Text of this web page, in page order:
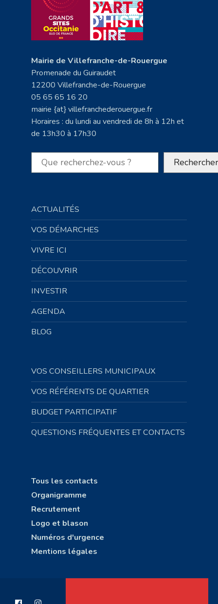
Mairie de Villefranche-de-Rouergue
Promenade du Guiraudet
12200 Villefranche-de-Rouergue
05 65 65 16 20
mairie {at} villefranchederouergue.fr
Horaires : du lundi au vendredi de 8h à 12h et
de 13h30 à 17h30
Rechercher Rechercher
ACTUALITÉS
VOS DÉMARCHES
VIVRE ICI
DÉCOUVRIR
INVESTIR
AGENDA
BLOG
VOS CONSEILLERS MUNICIPAUX
VOS RÉFÉRENTS DE QUARTIER
BUDGET PARTICIPATIF
QUESTIONS FRÉQUENTES ET CONTACTS
Tous les contacts
Organigramme
Recrutement
Logo et blason
Numéros d'urgence
Mentions légales